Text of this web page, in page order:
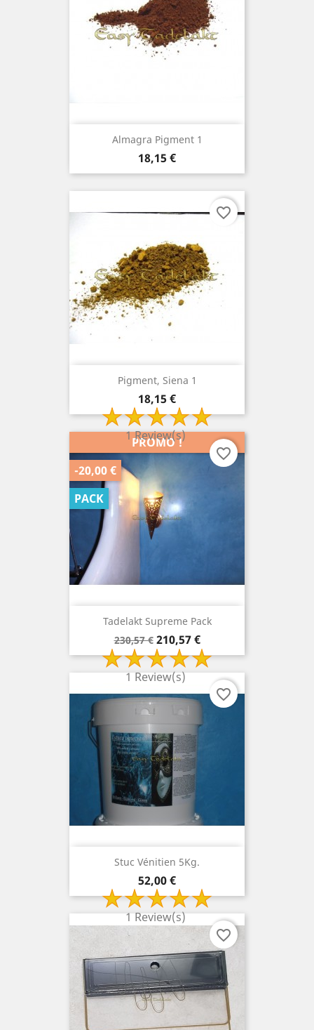
Almagra Pigment 1
Prix
18,15 €
Pigment, Siena 1
Prix
18,15 €
1 Review(s)
favorite_border
Tadelakt Supreme Pack
Prix
de
base
230,57 € Prix
210,57 €
1 Review(s)
PROMO !
-20,00 €
PACK
favorite_border
Stuc Vénitien 5Kg.
Prix
52,00 €
1 Review(s)
favorite_border
favorite_border